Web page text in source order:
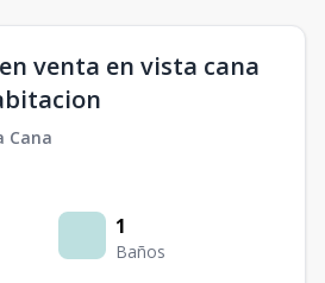
venta en vista cana
Cana
1
Baños